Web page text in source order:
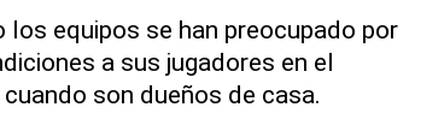
los equipos se han preocupado por
a sus jugadores en el
son dueños de casa.